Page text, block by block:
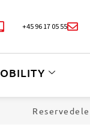
+45 96 17 05 55
Reservedele